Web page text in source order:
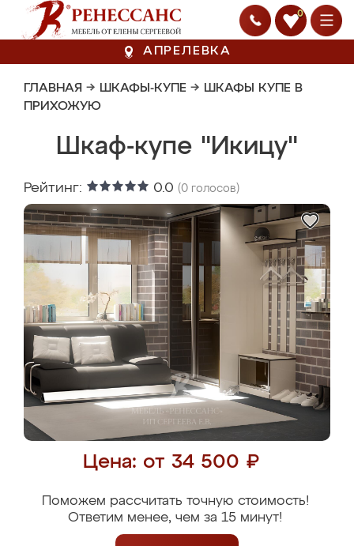
0
АПРЕЛЕВКА
ГЛАВНАЯ → ШКАФЫ-КУПЕ → ШКАФЫ КУПЕ В
ПРИХОЖУЮ
Шкаф-купе "Икицу"
Рейтинг: 0.0 (0 голосов)
Цена: от 34 500 ₽
Поможем рассчитать точную стоимость!
Ответим менее, чем за 15 минут!